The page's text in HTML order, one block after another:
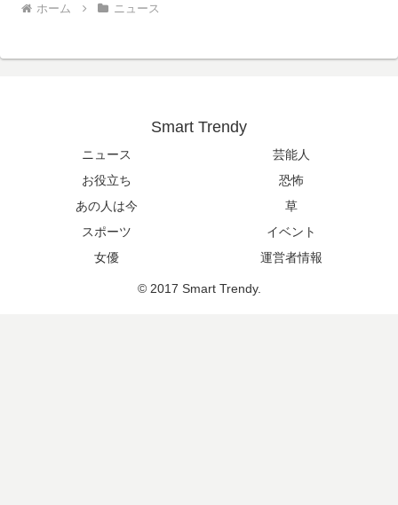
ホーム ニュース
Smart Trendy
ニュース
芸能人
お役立ち
恐怖
あの人は今
草
スポーツ
イベント
女優
運営者情報
© 2017 Smart Trendy.